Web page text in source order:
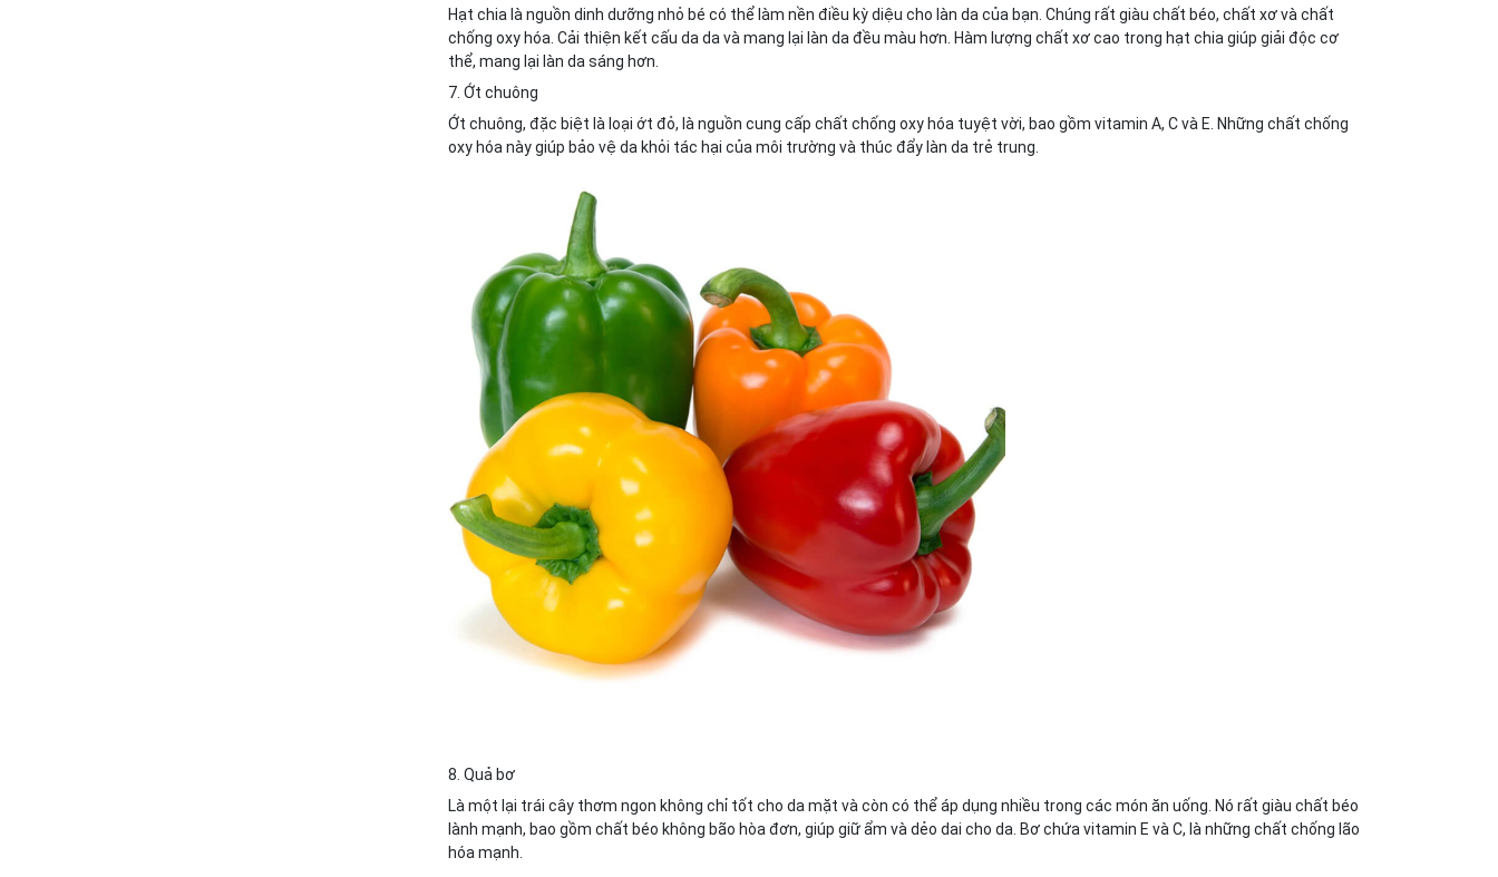
Hạt chia là nguồn dinh dưỡng nhỏ bé có thể làm nền điều kỳ diệu cho làn da của bạn. Chúng rất giàu chất béo, chất xơ và chất
chống oxy hóa. Cải thiện kết cấu da da và mang lại làn da đều màu hơn. Hàm lượng chất xơ cao trong hạt chia giúp giải độc cơ
thể, mang lại làn da sáng hơn.
7. Ớt chuông
Ớt chuông, đặc biệt là loại ớt đỏ, là nguồn cung cấp chất chống oxy hóa tuyệt vời, bao gồm vitamin A, C và E. Những chất chống
oxy hóa này giúp bảo vệ da khỏi tác hại của môi trường và thúc đẩy làn da trẻ trung.
8. Quả bơ
Là một lại trái cây thơm ngon không chỉ tốt cho da mặt và còn có thể áp dụng nhiều trong các món ăn uống. Nó rất giàu chất béo
lành mạnh, bao gồm chất béo không bão hòa đơn, giúp giữ ẩm và dẻo dai cho da. Bơ chứa vitamin E và C, là những chất chống lão
hóa mạnh.